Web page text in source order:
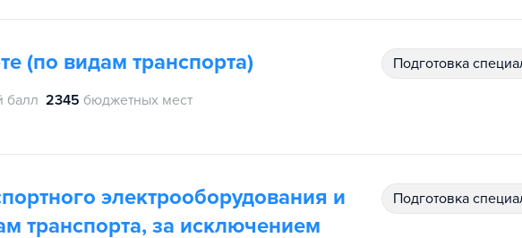
(по видам транспорта) подготовка
балл 2345 бюджетных мест
электрооборудования и
транспорта, за исключением
подготовка